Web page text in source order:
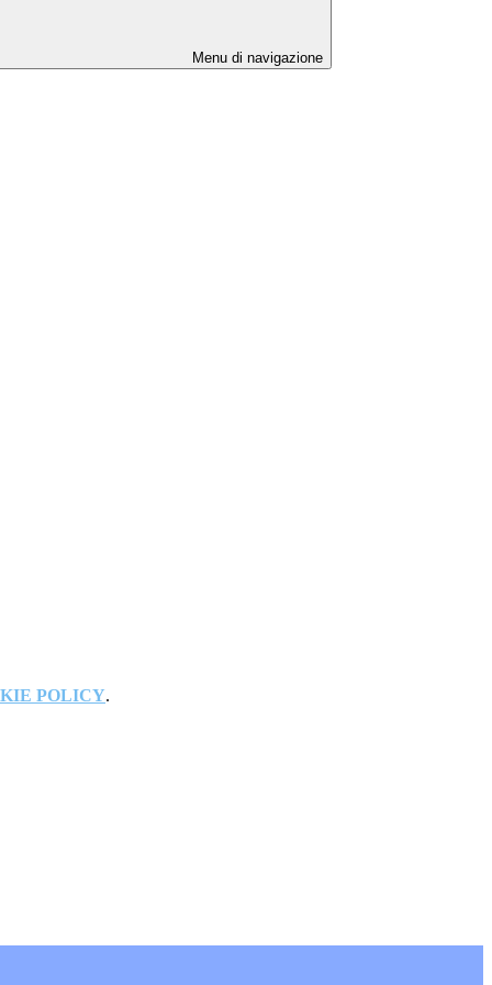
Menu di navigazione
POLICY.